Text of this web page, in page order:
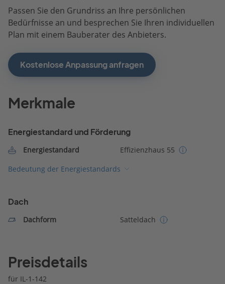
Passen Sie den Grundriss an Ihre persönlichen
Bedürfnisse an und besprechen Sie Ihren individuellen
Plan mit einem Bauberater des Anbieters.
Kostenlose Anpassung anfragen
Merkmale
Energiestandard und Förderung
Energiestandard
Effizienzhaus 55
Bedeutung der Energiestandards
Dach
Dachform Satteldach
Preisdetails
für IL-1-142